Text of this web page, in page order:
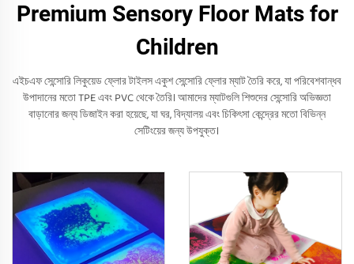
Premium Sensory Floor Mats for
Children
এইচএফ সেন্সোরি লিকুয়েড ফ্লোর টাইলস একুশ সেন্সোরি ফ্লোর ম্যাট তৈরি করে, যা পরিবেশবান্ধব
উপাদানের মতো TPE এবং PVC থেকে তৈরি। আমাদের ম্যাটগুলি শিশুদের সেন্সোরি অভিজ্ঞতা
বাড়ানোর জন্য ডিজাইন করা হয়েছে, যা ঘর, বিদ্যালয় এবং চিকিৎসা কেন্দ্রের মতো বিভিন্ন
সেটিংয়ের জন্য উপযুক্ত।